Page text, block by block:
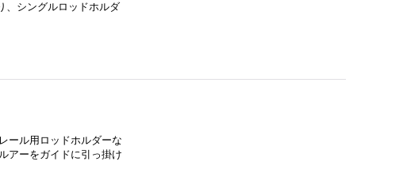
、シングルロッドホルダ
ール用ロッドホルダーな
アーをガイドに引っ掛け